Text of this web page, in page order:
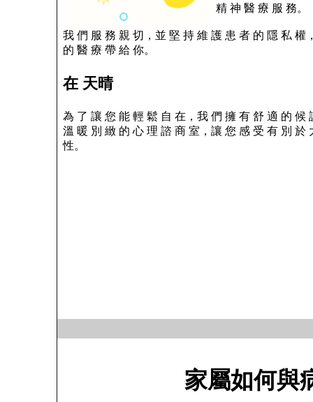
精 神 醫 療 服 務。
我 們 服 務 親 切，並 堅 持 維 護 患 者 的 隱 私 權
的 醫 療 帶 給 你。
在 天晴
為 了 讓 您 能 輕 鬆 自 在，我 們 擁 有 舒 適 的 候
溫 暖 別 緻 的 心 理 諮 商 室，讓 您 感 受 有 別 於
性。
家屬如何與